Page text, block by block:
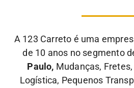
A 123 Carreto é uma
de 10 anos no segmento
Paulo, Mudanças,
Logística, Pequenos